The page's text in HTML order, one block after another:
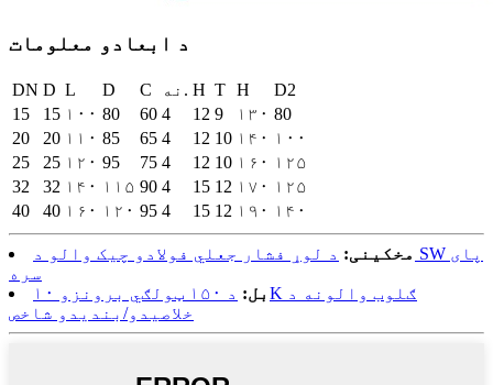
د ابعادو معلومات
DN D L D C نه. H T H
D2
15
15 ۱۰۰ 80 60 4 12 9 ۱۳۰ 80
20
20 ۱۱۰ 85 65 4 12 10 ۱۴۰
۱۰۰
25
25 ۱۲۰ 95 75 4 12 10 ۱۶۰
۱۲۵
32
32 ۱۴۰ ۱۱۵ 90 4 15 12 ۱۷۰
۱۲۵
40
40 ۱۶۰ ۱۲۰ 95 4 15 12 ۱۹۰ ۱۴۰
مخکینی: د لوړ فشار جعلي فولادو چیک والو د SW پای
سره
بل:
د ۱۵۰ ټولګي برونزو ۱۰K ګلوب والونه د
خلاصیدو/بندیدو شاخص